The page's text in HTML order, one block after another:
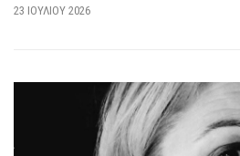
23 ΙΟΥΛΊΟΥ 2026